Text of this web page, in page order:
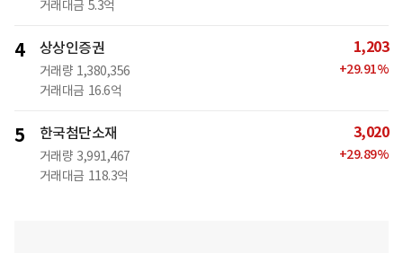
거래대금 5.3억
4 상상인증권
거래량 1,380,356
거래대금 16.6억
1,203
+29.91%
5 한국첨단소재
거래량 3,991,467
거래대금 118.3억
3,020
+29.89%